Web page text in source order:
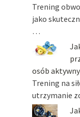
Trening
jako
…
osób
Trening na
utrzymanie